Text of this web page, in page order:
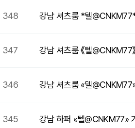
348 강남 셔츠룸 *텔
347 강남 셔츠룸 《텔@CNKM77
346 강남 셔츠룸 «텔
345 강남 하퍼 «텔@CNKM77»